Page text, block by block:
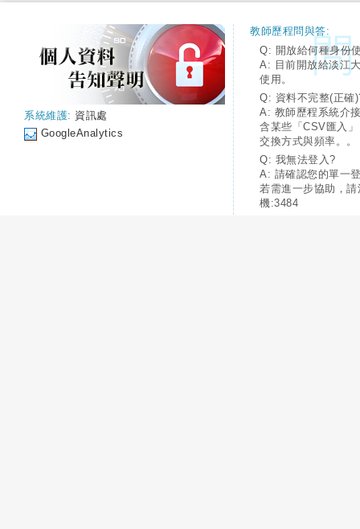
系統維護: 資訊處
GoogleAnalytics
教師歷程問與答:
Q: 開放給何種身份
A: 目前開放給淡江
使用。
Q: 資料不完整(正確
A: 教師歷程系統介
含某些「CSV匯入
交換方式與頻率。。
Q: 我無法登入?
A: 請確認您的單一
若需進一步協助，
機:3484